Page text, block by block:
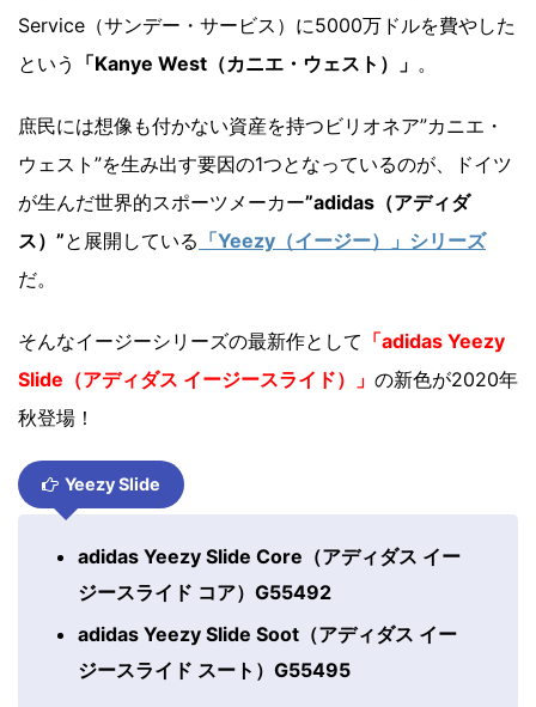
Service（サンデー・サービス）に5000万ドルを費やした
という
「Kanye West（カニエ・ウェスト）」 。
庶民には想像も付かない資産を持つビリオネア”カニエ・
ウェスト”を生み出す要因の1つとなっているのが、ドイツ
が生んだ世界的スポーツメーカー”adidas（アディダ
ス）”と展開している 「Yeezy（イージー）」シリーズ
だ。
そんなイージーシリーズの最新作として 「adidas Yeezy
Slide（アディダス イージースライド）」 の新色が2020年
秋登場！
Yeezy Slide
adidas Yeezy Slide Core（アディダス イー
ジースライド コア）G55492
adidas Yeezy Slide Soot（アディダス イー
ジースライド スート）G55495